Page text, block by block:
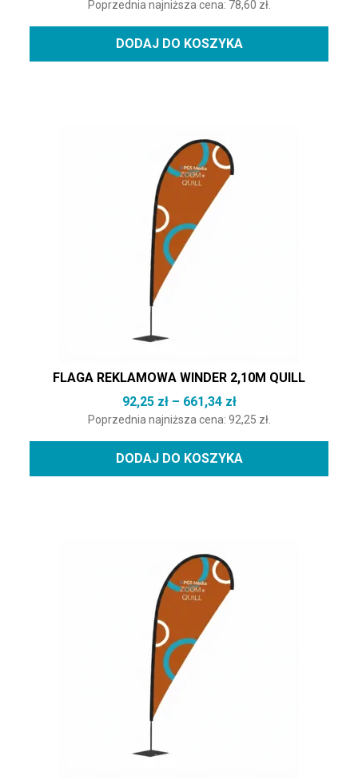
Poprzednia najniższa cena: 78,60 zł.
DODAJ DO KOSZYKA
FLAGA REKLAMOWA WINDER 2,10M QUILL
92,25 zł – 661,34 złZakres cen: od
Poprzednia najniższa cena: 92,25 zł.
DODAJ DO KOSZYKA